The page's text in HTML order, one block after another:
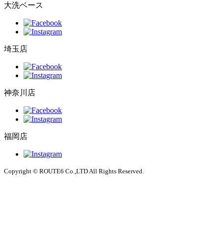
大洗ベース
埼玉店
神奈川店
福岡店
Copyright © ROUTE6 Co.,LTD All Rights Reserved.